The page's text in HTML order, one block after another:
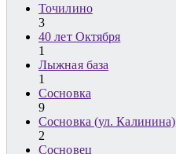
Точилино
3
40 лет Октября
1
Лыжная база
1
Сосновка
9
Сосновка (ул. Калинина)
2
Сосновец